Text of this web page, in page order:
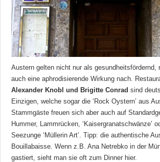
Austern gelten nicht nur als gesundheitsfördernd,
auch eine aphrodisierende Wirkung nach.
Alexander Knobl und Brigitte Conrad sind
Einzigen, welche sogar die ‘Rock Oystern’ aus
Stammgäste freuen sich aber auch auf
Hummer, Lammrücken, ‘Kaisergranatschwänze’
Seezunge ‘Müllerin Art’. Tipp: die authentische
Bouillabaisse. Wenn z.B. Ana Netrebko in der
gastiert, sieht man sie oft zum Dinner hier.